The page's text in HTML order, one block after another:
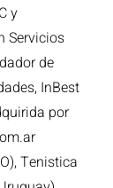
y
Servicios
de
InBest
por
Tenistica